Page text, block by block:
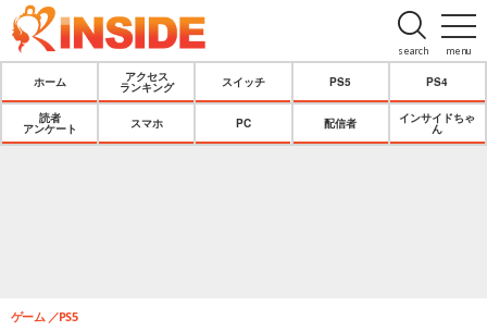
menu
search
ホーム
アクセス
ランキング
スイッチ PS5 PS4
読者
アンケート
スマホ PC 配信者
インサイドちゃ
ん
ゲーム PS5